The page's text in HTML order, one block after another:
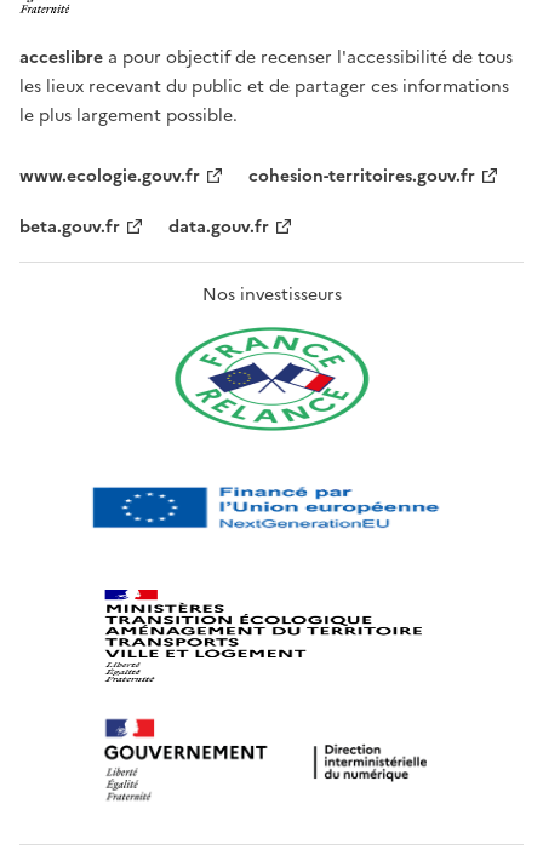
acceslibre a pour objectif de recenser l'accessibilité de tous
les lieux recevant du public et de partager ces informations
le plus largement possible.
www.ecologie.gouv.fr
cohesion-territoires.gouv.fr
beta.gouv.fr
data.gouv.fr
Nos investisseurs